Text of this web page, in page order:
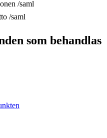
/saml
/saml
som behandlas